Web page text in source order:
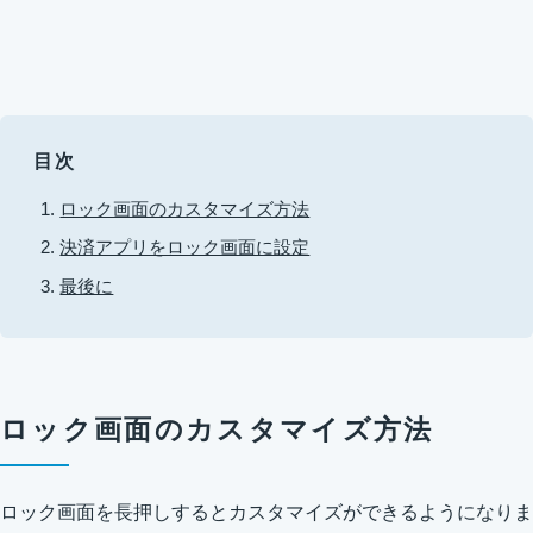
目次
ロック画面のカスタマイズ方法
決済アプリをロック画面に設定
最後に
ロック画面のカスタマイズ方法
ロック画面を長押しするとカスタマイズができるようになりま